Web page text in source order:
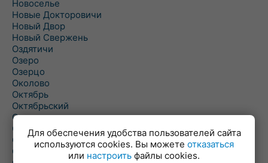
Новоселье
Новые Докторовичи
Новый Двор
Новый Свержень
Оздятичи
Озеро
Озерцо
Околово
Октябрь
Октябрьский
Олехновичи
Омговичи
Оношки
Осовец
Для обеспечения удобства пользователей сайта
используются cookies. Вы можете отказаться
или настроить файлы cookies.